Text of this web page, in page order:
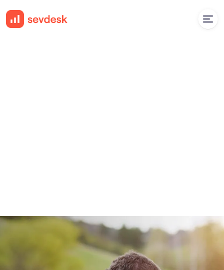
Buch­haltungs­software
für Maurer